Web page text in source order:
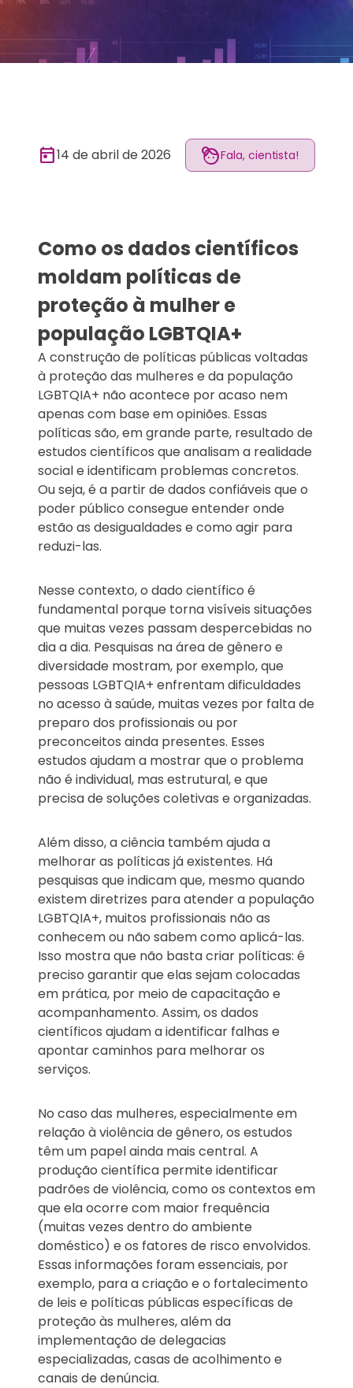
today14 de abril de 2026 face_4Fala, cientista!
Como os dados científicos
moldam políticas de
proteção à mulher e
população LGBTQIA+
A construção de políticas públicas voltadas
à proteção das mulheres e da população
LGBTQIA+ não acontece por acaso nem
apenas com base em opiniões. Essas
políticas são, em grande parte, resultado de
estudos científicos que analisam a realidade
social e identificam problemas concretos.
Ou seja, é a partir de dados confiáveis que o
poder público consegue entender onde
estão as desigualdades e como agir para
reduzi-las.
Nesse contexto, o dado científico é
fundamental porque torna visíveis situações
que muitas vezes passam despercebidas no
dia a dia. Pesquisas na área de gênero e
diversidade mostram, por exemplo, que
pessoas LGBTQIA+ enfrentam dificuldades
no acesso à saúde, muitas vezes por falta de
preparo dos profissionais ou por
preconceitos ainda presentes. Esses
estudos ajudam a mostrar que o problema
não é individual, mas estrutural, e que
precisa de soluções coletivas e organizadas.
Além disso, a ciência também ajuda a
melhorar as políticas já existentes. Há
pesquisas que indicam que, mesmo quando
existem diretrizes para atender a população
LGBTQIA+, muitos profissionais não as
conhecem ou não sabem como aplicá-las.
Isso mostra que não basta criar políticas: é
preciso garantir que elas sejam colocadas
em prática, por meio de capacitação e
acompanhamento. Assim, os dados
científicos ajudam a identificar falhas e
apontar caminhos para melhorar os
serviços.
No caso das mulheres, especialmente em
relação à violência de gênero, os estudos
têm um papel ainda mais central. A
produção científica permite identificar
padrões de violência, como os contextos em
que ela ocorre com maior frequência
(muitas vezes dentro do ambiente
doméstico) e os fatores de risco envolvidos.
Essas informações foram essenciais, por
exemplo, para a criação e o fortalecimento
de leis e políticas públicas específicas de
proteção às mulheres, além da
implementação de delegacias
especializadas, casas de acolhimento e
canais de denúncia.